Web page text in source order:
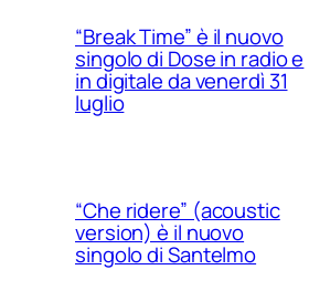
“Break Time” è il nuovo
singolo di Dose in radio e
in digitale da venerdì 31
luglio
“Che ridere” (acoustic
version) è il nuovo
singolo di Santelmo